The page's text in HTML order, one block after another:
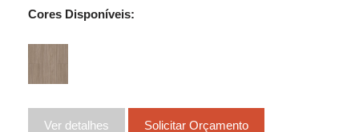
Cores Disponíveis:
Ver detalhes Solicitar Orçamento